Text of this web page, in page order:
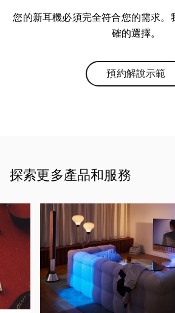
您的新耳機必須完全符合您的需求。
確的選擇。
預約解說示範
Link
探索更多產品和服務